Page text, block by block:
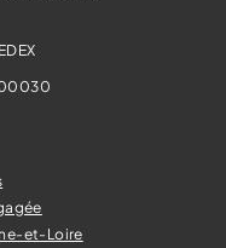
00030
et-Loire